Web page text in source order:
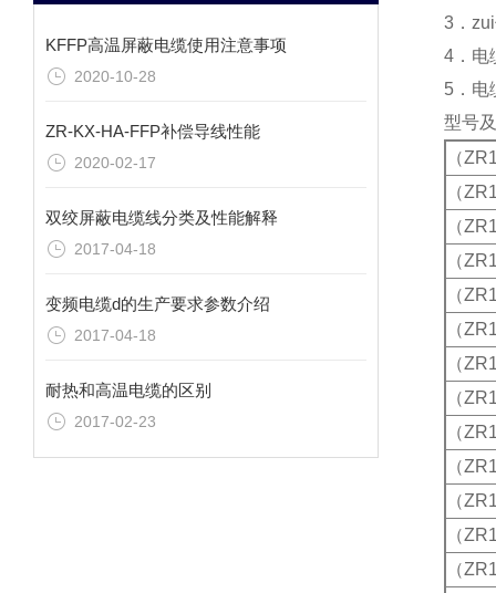
KFFP高温屏蔽电缆使用注意事项
2020-10-28
ZR-KX-HA-FFP补偿导线性能
2020-02-17
双绞屏蔽电缆线分类及性能解释
2017-04-18
变频电缆d的生产要求参数介绍
2017-04-18
耐热和高温电缆的区别
2017-02-23
3．
4．电
5．电
型号
（
（
（
（
（
（
（
（
（
（
（
（
（